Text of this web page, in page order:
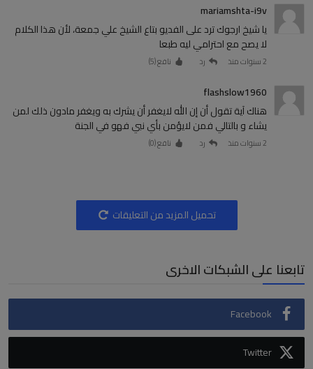
mariamshta-i9v
يا شيخ ارجوك ترد على الفديو بتاع الشيخ علي جمعة، لأن هذا الكلام
لا يصح مع احترامي ليه طبعا
2 سنوات منذ رد نافع (5
)
flashslow1960
هناك آية تقول أن إن الله لايغفر أن يشرك به ويغفر مادون ذلك لمن
يشاء و بالتالي فمن لايؤمن بأي نبي فهو في الجنة
2 سنوات منذ رد نافع (0
)
تحميل المزيد من التعليقات
تابعنا على الشبكات الاخرى
Facebook
Twitter